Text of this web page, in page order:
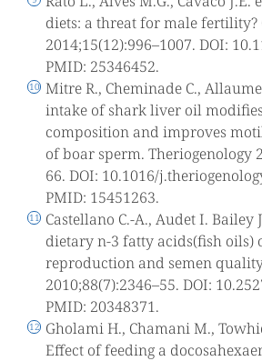
diets: a threat for male fertility?
2014;15(12):996–1007. DOI:
PMID: 25346452.
Mitre R., Cheminade C.,
intake of shark liver oil
composition and improves
of boar sperm. Theriogenology
66. DOI: 10.1016/
PMID: 15451263.
Castellano C.-A., Audet I. Bailey
dietary n-3 fatty acids(fish oils)
reproduction and semen
2010;88(7):2346–55. DOI:
PMID: 20348371.
Gholami H., Chamani M.,
Effect of feeding a